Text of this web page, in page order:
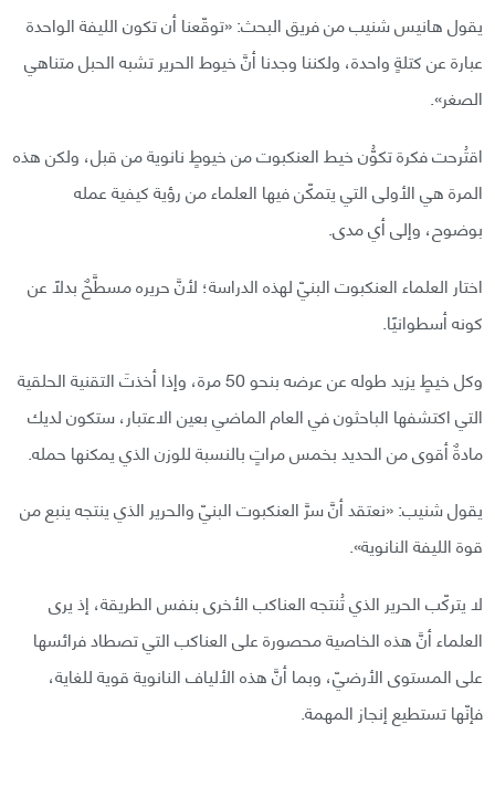
يقول هانيس شنيب من فريق البحث: «توقّعنا أن تكون الليفة الواحدة
عبارة عن كتلةٍ واحدة، ولكننا وجدنا أنَّ خيوط الحرير تشبه الحبل متناهي
الصغر».
اقتُرحت فكرة تكوُّن خيط العنكبوت من خيوطٍ نانوية من قبل، ولكن هذه
المرة هي الأولى التي يتمكّن فيها العلماء من رؤية كيفية عمله
بوضوح، وإلى أي مدى.
اختار العلماء العنكبوت البنيّ لهذه الدراسة؛ لأنَّ حريره مسطَّحٌ بدلًا عن
كونه أسطوانيًا.
وكل خيطٍ يزيد طوله عن عرضه بنحو 50 مرة، وإذا أخذتَ التقنية الحلقية
التي اكتشفها الباحثون في العام الماضي بعين الاعتبار، ستكون لديك
مادةٌ أقوى من الحديد بخمس مراتٍ بالنسبة للوزن الذي يمكنها حمله.
يقول شنيب: «نعتقد أنَّ سرَّ العنكبوت البنيّ والحرير الذي ينتجه ينبع من
قوة الليفة النانوية».
لا يتركّب الحرير الذي تُنتجه العناكب الأخرى بنفس الطريقة، إذ يرى
العلماء أنَّ هذه الخاصية محصورة على العناكب التي تصطاد فرائسها
على المستوى الأرضيّ، وبما أنَّ هذه الألياف النانوية قوية للغاية،
فإنّها تستطيع إنجاز المهمة.